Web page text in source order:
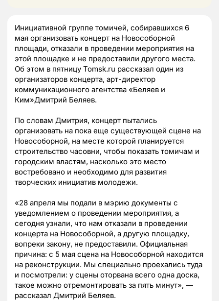
Инициативной группе томичей, собиравшихся 6
мая организовать концерт на Новособорной
площади, отказали в проведении мероприятия на
этой площадке и не предоставили другого места.
Об этом в пятницу Tomsk.ru рассказал один из
организаторов концерта, арт-директор
коммуникационного агентства «Беляев и
Ким»Дмитрий Беляев.
По словам Дмитрия, концерт пытались
организовать на пока еще существующей сцене на
Новособорной, на месте которой планируется
строительство часовни, чтобы показать томичам и
городским властям, насколько это место
востребовано и необходимо для развития
творческих инициатив молодежи.
«28 апреля мы подали в мэрию документы с
уведомлением о проведении мероприятия, а
сегодня узнали, что нам отказали в проведении
концерта на Новособорной, а другую площадку,
вопреки закону, не предоставили. Официальная
причина: с 5 мая сцена на Новособорной находится
на реконструкции. Мы специально проехались туда
и посмотрели: у сцены оторвана всего одна доска,
такое можно отремонтировать за пять минут», —
рассказал Дмитрий Беляев.